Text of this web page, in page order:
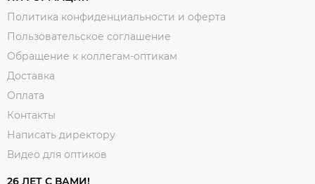
Политика конфиденциальности и оферта
Пользовательское соглашение
Обращение к коллегам-оптикам
Доставка
Оплата
Контакты
Написать директору
Видео для оптиков
26 ЛЕТ С ВАМИ!